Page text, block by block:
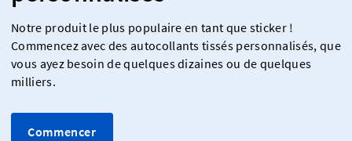
Notre produit le plus populaire en tant que sticker !
Commencez avec des autocollants tissés personnalisés, que
vous ayez besoin de quelques dizaines ou de quelques
milliers.
Commencer